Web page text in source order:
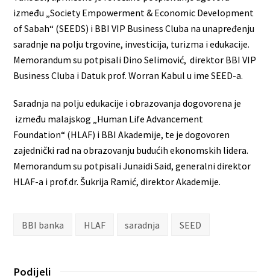
između „Society Empowerment & Economic Development
of Sabah“ (SEEDS) i BBI VIP Business Cluba na unapređenju
saradnje na polju trgovine, investicija, turizma i edukacije.
Memorandum su potpisali Dino Selimović, direktor BBI VIP
Business Cluba i Datuk prof. Worran Kabul u ime SEED-a.
Saradnja na polju edukacije i obrazovanja dogovorena je
između malajskog „Human Life Advancement
Foundation“ (HLAF) i BBI Akademije, te je dogovoren
zajednički rad na obrazovanju budućih ekonomskih lidera.
Memorandum su potpisali Junaidi Said, generalni direktor
HLAF-a i prof.dr. Šukrija Ramić, direktor Akademije.
BBI banka HLAF saradnja SEED
Podijeli